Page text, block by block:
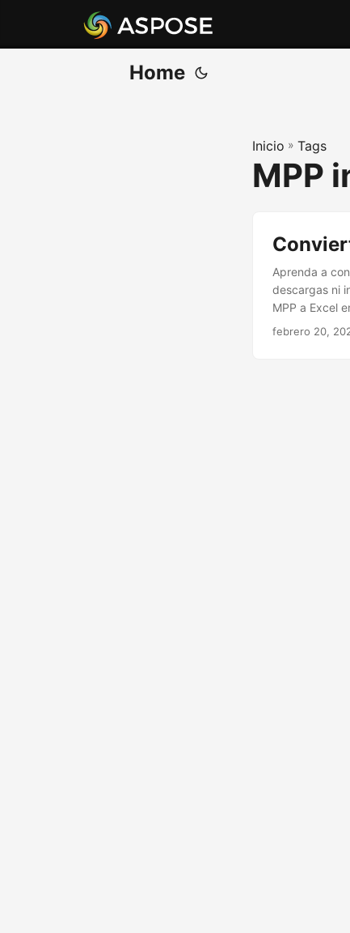
Home
Inicio » Tags
MPP
Aprenda a
descargas ni
MPP a Excel
febrero 20,